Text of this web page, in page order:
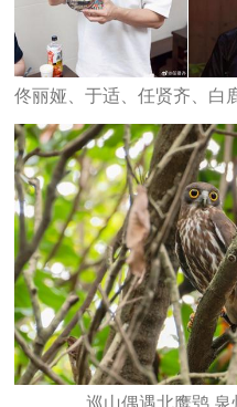
巡山偶遇北鹰鸮